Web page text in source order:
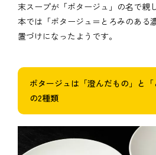
末スープが「ポタージュ」の名で親
本では「ポタージュ＝とろみのある
置づけになったようです。
ポタージュは「澄んだもの」と「
の2種類